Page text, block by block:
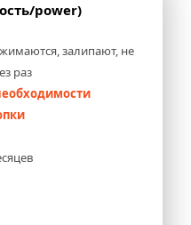
power)
залипают, не
раз